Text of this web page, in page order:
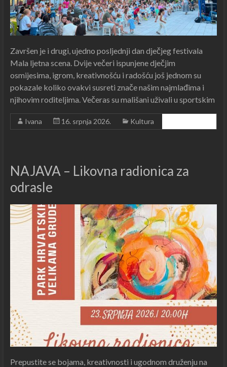
Završen je i drugi, ujedno posljednji dan dječjeg festivala
Mala ljetna scena. Dvije večeri ispunjene dječjim
osmijesima, igrom, kreativnošću i radošću još jednom su
pokazale koliko ovakvi susreti znače našim najmlađima i
njihovim roditeljima. Večeras su mališani uživali u sportskim
Ivana 16. srpnja 2026. Kultura
NAJAVA – Likovna radionica za
odrasle
Prepustite se bojama, kreativnosti i ugodnom druženju na